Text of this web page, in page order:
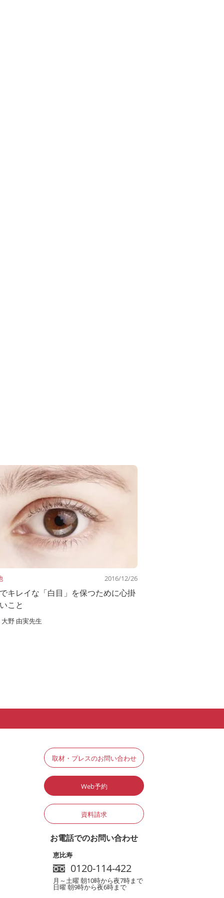
2016/12/26
キレイな「白目」を保つために心掛
こと
大野 由実先生
取材・プレスのお問い合わせ
Web予約
資料請求
お電話でのお問い合わせ
恵比寿
0120-114-422
月～土曜 朝10時から夜7時まで
日曜 朝9時から夜6時まで